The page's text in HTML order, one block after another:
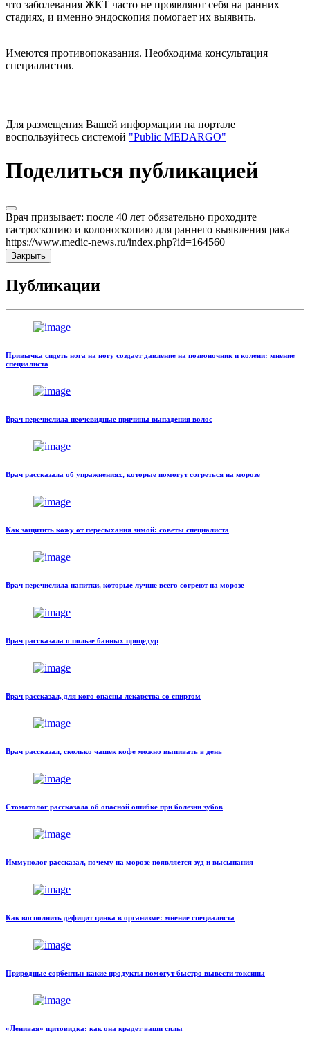
что заболевания ЖКТ часто не проявляют себя на ранних
стадиях, и именно эндоскопия помогает их выявить.
Имеются противопоказания. Необходима консультация
специалистов.
Для размещения Вашей информации на портале
воспользуйтесь системой "Public MEDARGO"
Поделиться публикацией
Врач призывает: после 40 лет обязательно проходите
гастроскопию и колоноскопию для раннего выявления рака
https://www.medic-news.ru/index.php?id=164560
Закрыть
Публикации
Привычка сидеть нога на ногу создает давление на позвоночник и колени: мнение
специалиста
Врач перечислила неочевидные причины выпадения волос
Врач рассказала об упражнениях, которые помогут согреться на морозе
Как защитить кожу от пересыхания зимой: советы специалиста
Врач перечислила напитки, которые лучше всего согреют на морозе
Врач рассказала о пользе банных процедур
Врач рассказал, для кого опасны лекарства со спиртом
Врач рассказал, сколько чашек кофе можно выпивать в день
Стоматолог рассказала об опасной ошибке при болезни зубов
Иммунолог рассказал, почему на морозе появляется зуд и высыпания
Как восполнить дефицит цинка в организме: мнение специалиста
Природные сорбенты: какие продукты помогут быстро вывести токсины
«Ленивая» щитовидка: как она крадет ваши силы